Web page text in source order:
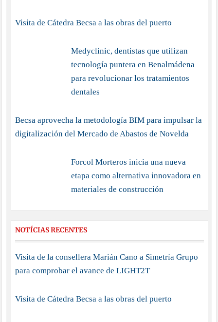
Visita de Cátedra Becsa a las obras del puerto
Medyclinic, dentistas que utilizan
tecnología puntera en Benalmádena
para revolucionar los tratamientos
dentales
Becsa aprovecha la metodología BIM para impulsar la
digitalización del Mercado de Abastos de Novelda
Forcol Morteros inicia una nueva
etapa como alternativa innovadora en
materiales de construcción
NOTÍCIAS RECENTES
Visita de la consellera Marián Cano a Simetría Grupo
para comprobar el avance de LIGHT2T
Visita de Cátedra Becsa a las obras del puerto